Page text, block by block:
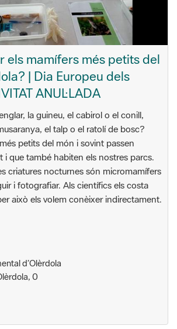
els mamífers més petits del
| Dia Europeu dels
ANUL·LADA
la guineu, el cabirol o el conill,
el talp o el ratolí de bosc?
petits del món i sovint passen
i que també habiten els nostres parcs.
criatures nocturnes són micromamífers
i fotografiar. Als científics els costa
això els volem conèixer indirectament.
d’Olèrdola
0